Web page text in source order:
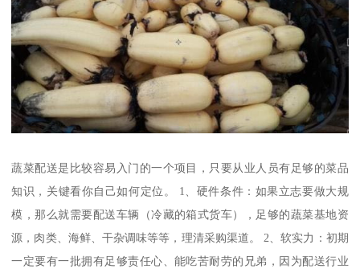
蔬菜配送是比较容易入门的一个项目，只要从业人员有足够的菜品
知识，关键看你自己如何定位。 1、硬件条件：如果立志要做大规
模，那么就需要配送车辆（冷藏的箱式货车），足够的蔬菜基地资
源，肉类、海鲜、干杂调味等等，理清采购渠道。 2、软实力：初期
一定要有一批拥有足够责任心、能吃苦耐劳的兄弟，因为配送行业